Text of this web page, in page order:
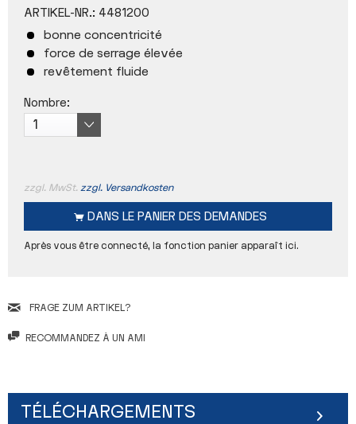
ARTIKEL-NR.: 4481200
bonne concentricité
force de serrage élevée
revêtement fluide
Nombre:
zzgl. MwSt. zzgl. Versandkosten
DANS LE PANIER DES DEMANDES
Après vous être connecté, la fonction panier apparaît ici.
FRAGE ZUM ARTIKEL?
RECOMMANDEZ À UN AMI
TÉLÉCHARGEMENTS